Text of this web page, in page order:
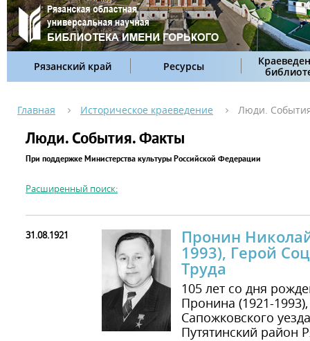
Рязанский край Ресурсы
Главная Историческое краеведение Люди.
Люди. События. Факты
При поддержке Министерства культуры Российской Федерации
Расширенный поиск:
31.08.1921 Пронин
1993), Герой
Труда
105 лет со дня
Пронина (1921-
Сапожковского
Путятинский район